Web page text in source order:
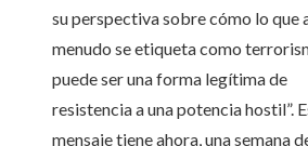
su perspectiva sobre cómo lo que
menudo se etiqueta como
puede ser una forma legítima de
resistencia a una potencia hostil”.
mensaje tiene ahora, una semana